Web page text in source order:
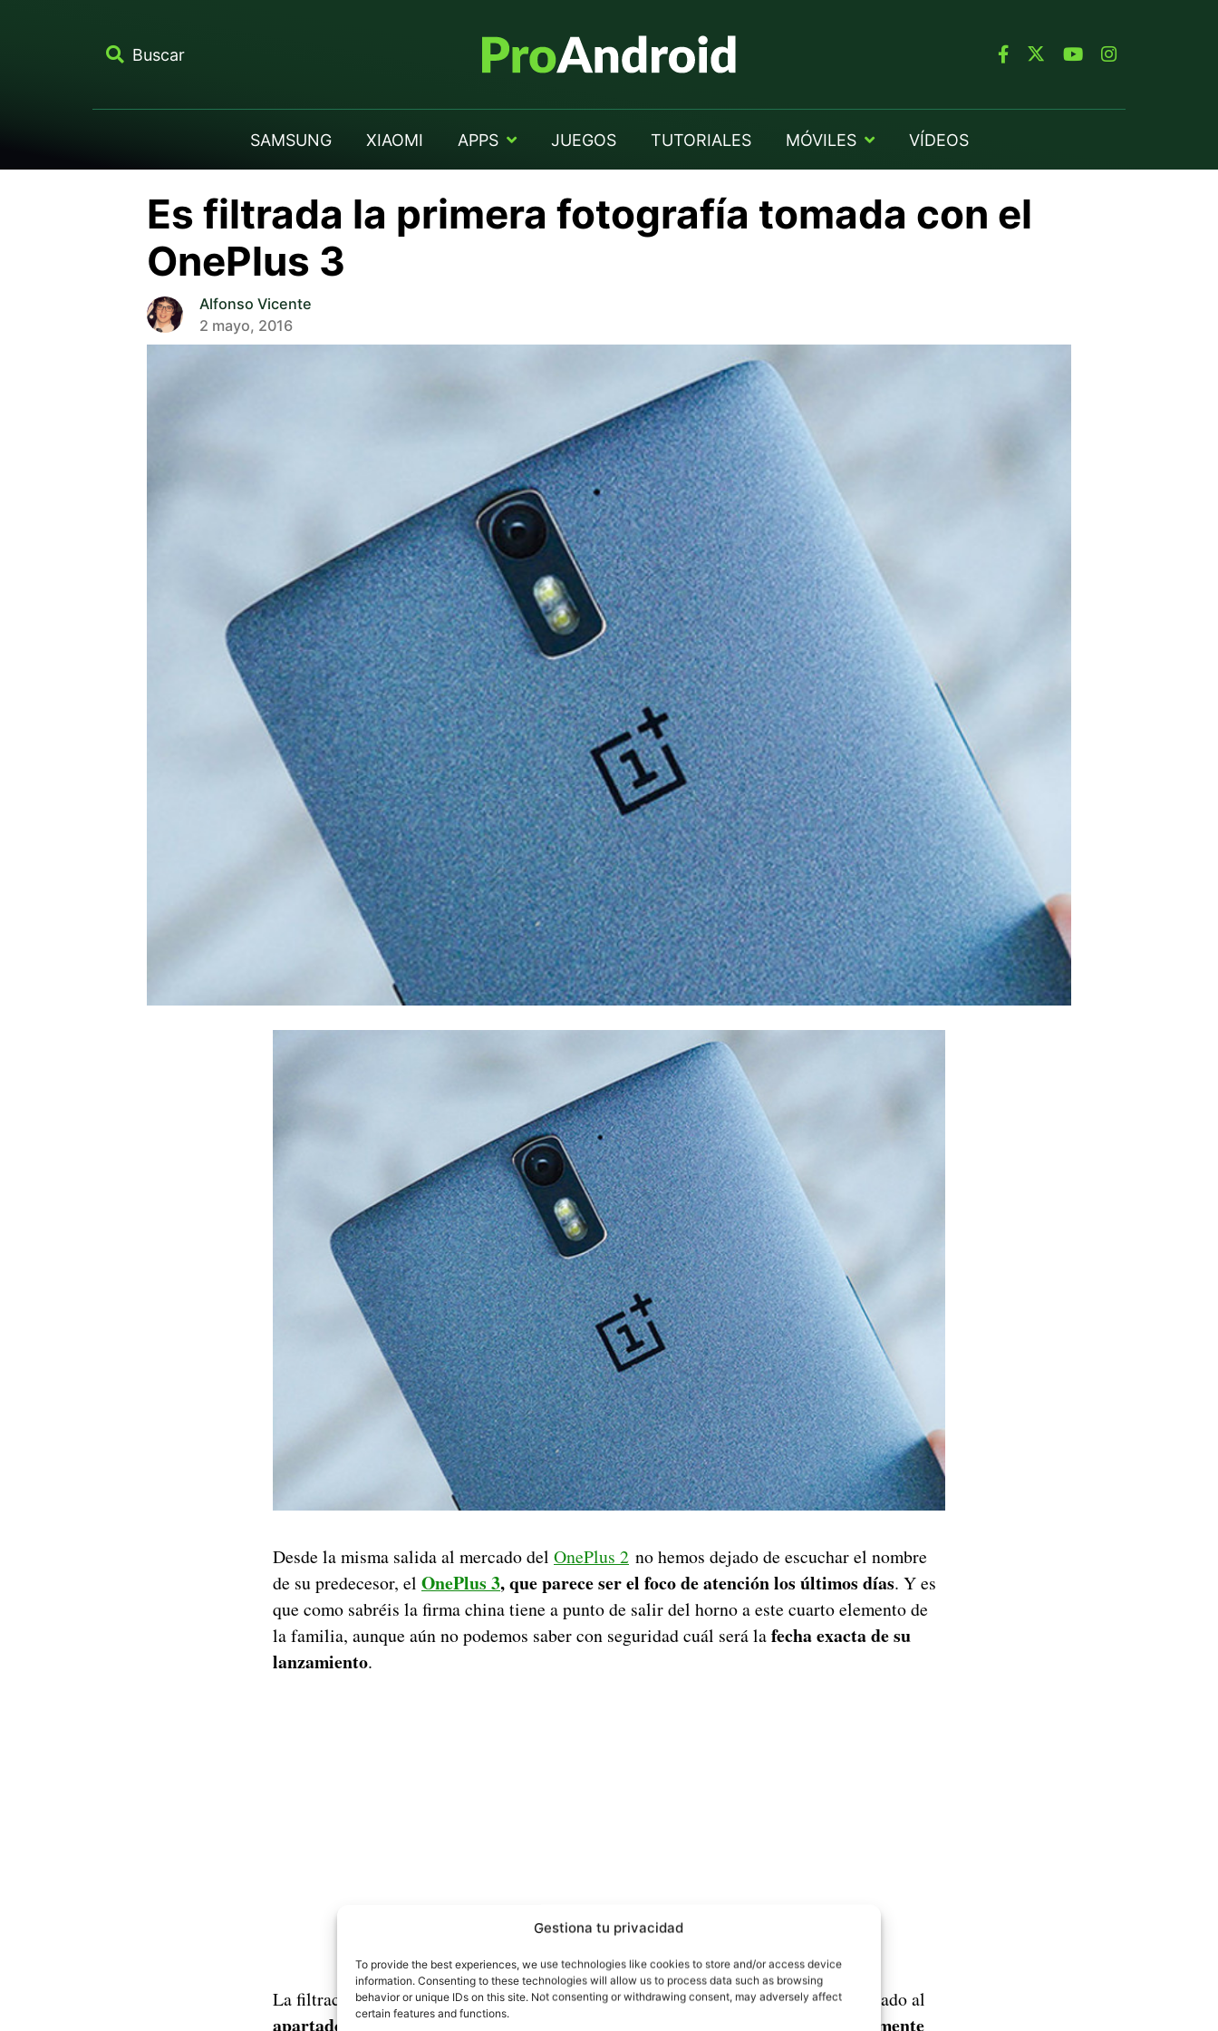
Gestiona tu privacidad
To provide the best experiences, we use technologies like cookies to store and/or access device
information. Consenting to these technologies will allow us to process data such as browsing
behavior or unique IDs on this site. Not consenting or withdrawing consent, may adversely affect
certain features and functions.
Buscar
SAMSUNG XIAOMI APPS JUEGOS TUTORIALES MÓVILES VÍDEOS
Es filtrada la primera fotografía tomada con el
OnePlus 3
Alfonso Vicente
2 mayo, 2016
Desde la misma salida al mercado del OnePlus 2 no hemos dejado de escuchar el nombre
de su predecesor, el OnePlus 3, que parece ser el foco de atención los últimos días. Y es
que como sabréis la firma china tiene a punto de salir del horno a este cuarto elemento de
la familia, aunque aún no podemos saber con seguridad cuál será lafecha exacta de su
lanzamiento.
La filtraciones de este nuevo dispositivo no paran de sucederse, y esta vez le ha tocado al
apartado fotográfico, ya que se ha filtrado la
primera fotografía tomada directamente